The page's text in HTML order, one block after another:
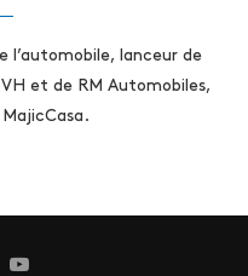
l’automobile, lanceur de
et de RM Automobiles,